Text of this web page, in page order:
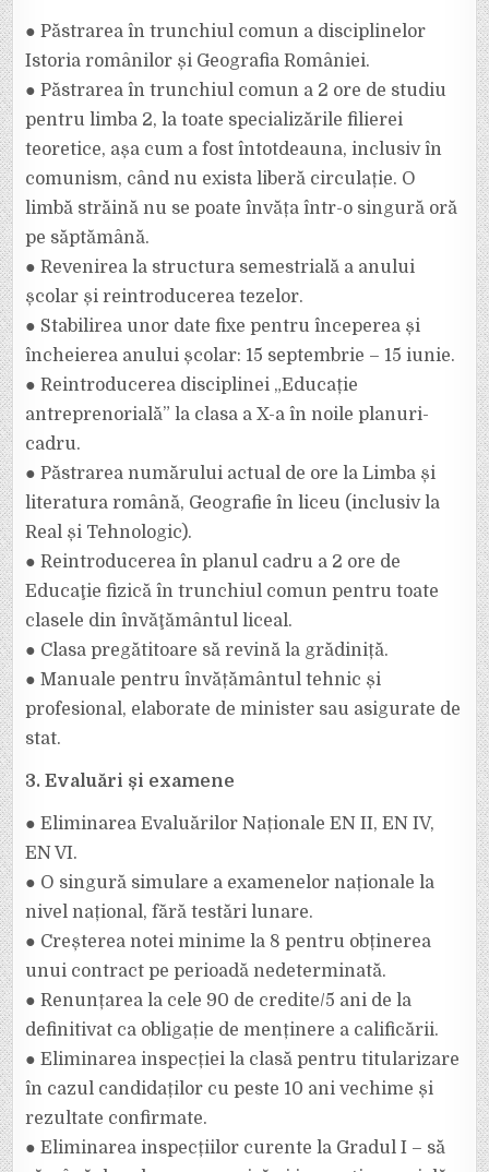
● Păstrarea în trunchiul comun a disciplinelor
Istoria românilor și Geografia României.
● Păstrarea în trunchiul comun a 2 ore de studiu
pentru limba 2, la toate specializările filierei
teoretice, așa cum a fost întotdeauna, inclusiv în
comunism, când nu exista liberă circulație. O
limbă străină nu se poate învăța într-o singură oră
pe săptămână.
● Revenirea la structura semestrială a anului
școlar și reintroducerea tezelor.
● Stabilirea unor date fixe pentru începerea și
încheierea anului școlar: 15 septembrie – 15 iunie.
● Reintroducerea disciplinei „Educație
antreprenorială” la clasa a X-a în noile planuri-
cadru.
● Păstrarea numărului actual de ore la Limba și
literatura română, Geografie în liceu (inclusiv la
Real și Tehnologic).
● Reintroducerea în planul cadru a 2 ore de
Educaţie fizică în trunchiul comun pentru toate
clasele din învăţământul liceal.
● Clasa pregătitoare să revină la grădiniță.
● Manuale pentru învățământul tehnic și
profesional, elaborate de minister sau asigurate de
stat.
3. Evaluări și examene
● Eliminarea Evaluărilor Naționale EN II, EN IV,
EN VI.
● O singură simulare a examenelor naționale la
nivel național, fără testări lunare.
● Creșterea notei minime la 8 pentru obținerea
unui contract pe perioadă nedeterminată.
● Renunțarea la cele 90 de credite/5 ani de la
definitivat ca obligație de menținere a calificării.
● Eliminarea inspecției la clasă pentru titularizare
în cazul candidaților cu peste 10 ani vechime și
rezultate confirmate.
● Eliminarea inspecțiilor curente la Gradul I – să